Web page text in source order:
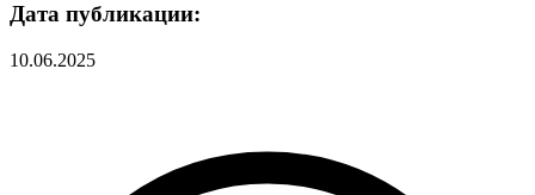
Дата публикации:
10.06.2025